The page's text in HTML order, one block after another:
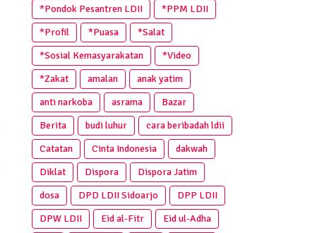
*Pondok Pesantren LDII
*PPM LDII
*Profil
*Puasa
*Salat
*Sosial Kemasyarakatan
*Video
*Zakat
amalan
anak yatim
anti narkoba
asrama
Bazar
Berita
budi luhur
cara beribadah ldii
Catatan
Cinta Indonesia
dakwah
Diklat
Dispora
Dispora Jatim
dosa
DPD LDII Sidoarjo
DPP LDII
DPW LDII
Eid al-Fitr
Eid ul-Adha